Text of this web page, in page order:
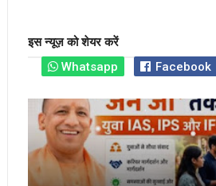
इस न्यूज़ को शेयर करें
Whatsapp
Facebook